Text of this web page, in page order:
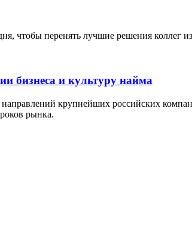
чтобы перенять лучшие решения коллег
бизнеса и культуру найма
крупнейших российских
рынка.